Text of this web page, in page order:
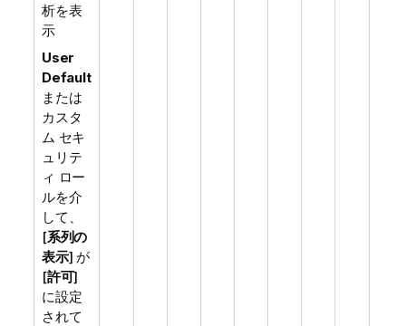
析を表
示
User
Default
または
カスタ
ム セキ
ュリテ
ィ ロー
ルを介
して、
[系列の
表示] が
[許可]
に設定
されて